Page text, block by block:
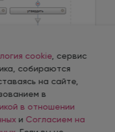
сотрудников
участия
сделок в
cookie, сервис
собираются
на сайте,
в
в отношении
и Согласием на